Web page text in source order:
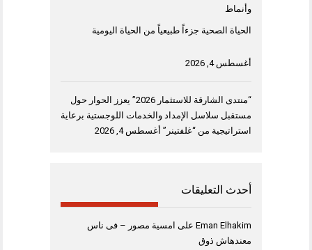
وأنماط
الحياة الصحية جزءاً طبيعياً من الحياة اليومية
أغسطس 4, 2026
“منتدى الشارقة للاستثمار 2026” يعزز الحوار حول
مستقبل سلاسل الإمداد والخدمات اللوجستية برعاية
استراتيجية من “غلفتينر” أغسطس 4, 2026
أحدث التعليقات
Eman Elhakim على امسية مصور – فى ناس
معندهاش ذوق